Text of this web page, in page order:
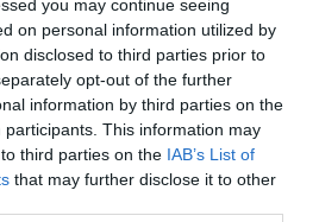
you may continue seeing
on personal information utilized by
disclosed to third parties prior to
opt-out of the further
information by third parties on the
participants. This information may
third parties on the IAB’s List of
that may further disclose it to other
Tripla, Doppia uso Singola, Matrimoniale
prezzo
Ascensore
Cambio Valuta